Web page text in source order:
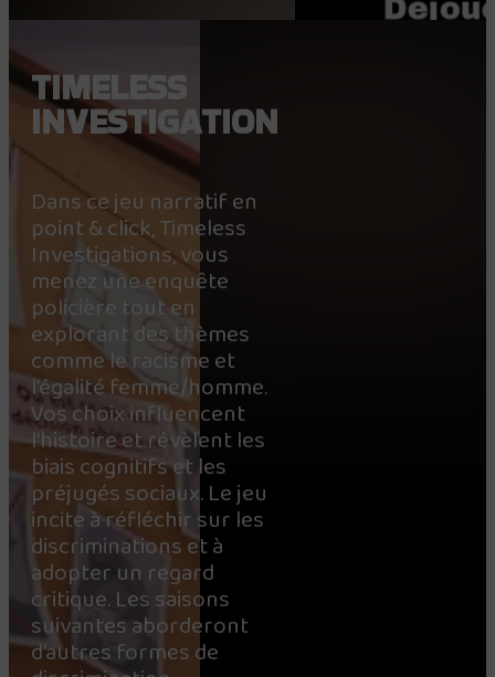
TIMELESS
INVESTIGATION
Dans ce jeu narratif en
point & click, Timeless
Investigations, vous
menez une enquête
policière tout en
explorant des thèmes
comme le racisme et
l’égalité femme/homme.
Vos choix influencent
l’histoire et révèlent les
biais cognitifs et les
préjugés sociaux. Le jeu
incite à réfléchir sur les
discriminations et à
adopter un regard
critique. Les saisons
suivantes aborderont
d’autres formes de